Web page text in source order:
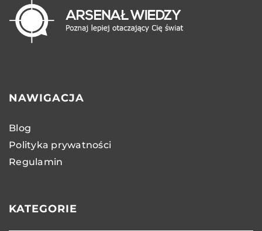
NAWIGACJA
Blog
Polityka prywatności
Regulamin
KATEGORIE